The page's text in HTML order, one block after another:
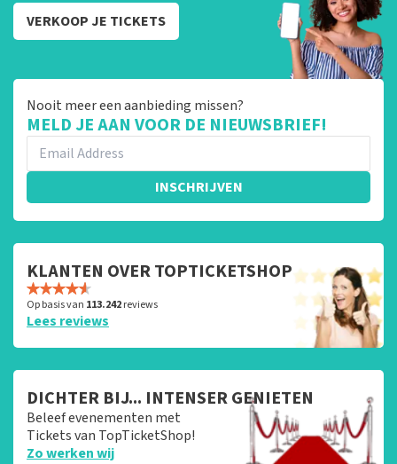
VERKOOP JE TICKETS
Nooit meer een aanbieding missen?
MELD JE AAN VOOR DE NIEUWSBRIEF!
INSCHRIJVEN
KLANTEN OVER TOPTICKETSHOP
Op basis van 113.242reviews
Lees reviews
DICHTER BIJ... INTENSER GENIETEN
Beleef evenementen met
Tickets van TopTicketShop!
Zo werken wij